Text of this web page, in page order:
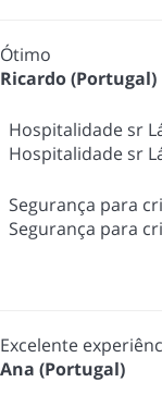
Ótimo
Ricardo (Portugal)
Hospitalidade sr
Hospitalidade sr
Segurança para
Segurança para
Excelente
Ana (Portugal)